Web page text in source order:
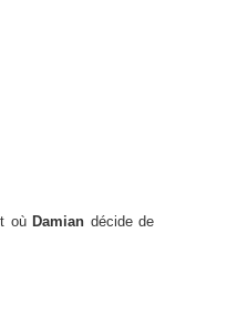
oùDamian décide de